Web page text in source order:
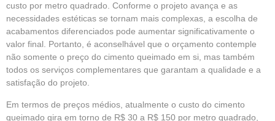
custo por metro quadrado. Conforme o projeto avança e as
necessidades estéticas se tornam mais complexas, a escolha de
acabamentos diferenciados pode aumentar significativamente o
valor final. Portanto, é aconselhável que o orçamento contemple
não somente o preço do cimento queimado em si, mas também
todos os serviços complementares que garantam a qualidade e a
satisfação do projeto.
Em termos de preços médios, atualmente o custo do cimento
queimado gira em torno de R$ 30 a R$ 150 por metro quadrado,